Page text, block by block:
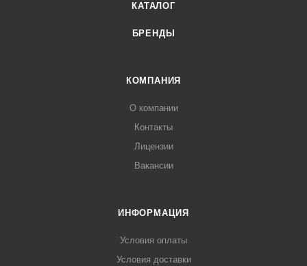
КАТАЛОГ
БРЕНДЫ
КОМПАНИЯ
О компании
Контакты
Лицензии
Вакансии
ИНФОРМАЦИЯ
Условия оплаты
Условия доставки